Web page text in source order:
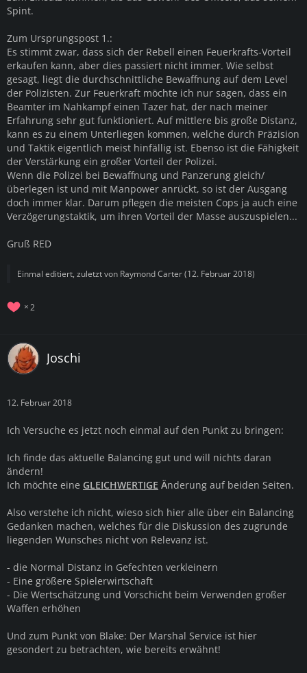
Spint.
Zum Ursprungspost 1.:
Es stimmt zwar, dass sich der Rebell einen Feuerkrafts-Vorteil
erkaufen kann, aber dies passiert nicht immer. Wie selbst
gesagt, liegt die durchschnittliche Bewaffnung auf dem Level
der Polizisten. Zur Feuerkraft möchte ich nur sagen, dass ein
Beamter im Nahkampf einen Tazer hat, der nach meiner
Erfahrung sehr gut funktioniert. Auf mittlere bis große Distanz,
kann es zu einem Unterliegen kommen, welche durch Präzision
und Taktik eigentlich meist hinfällig ist. Ebenso ist die Fähigkeit
der Verstärkung ein großer Vorteil der Polizei.
Wenn die Polizei bei Bewaffnung und Panzerung gleich/
überlegen ist und mit Manpower anrückt, so ist der Ausgang
doch immer klar. Darum pflegen die meisten Cops ja auch eine
Verzögerungstaktik, um ihren Vorteil der Masse auszuspielen...
Gruß RED
Einmal editiert, zuletzt von Raymond Carter(12. Februar 2018)
2
Joschi
12. Februar 2018
Ich Versuche es jetzt noch einmal auf den Punkt zu bringen:
Ich finde das aktuelle Balancing gut und will nichts daran
ändern!
Ich möchte eine GLEICHWERTIGE Änderung auf beiden Seiten.
Also verstehe ich nicht, wieso sich hier alle über ein Balancing
Gedanken machen, welches für die Diskussion des zugrunde
liegenden Wunsches nicht von Relevanz ist.
- die Normal Distanz in Gefechten verkleinern
- Eine größere Spielerwirtschaft
- Die Wertschätzung und Vorschicht beim Verwenden großer
Waffen erhöhen
Und zum Punkt von Blake: Der Marshal Service ist hier
gesondert zu betrachten, wie bereits erwähnt!